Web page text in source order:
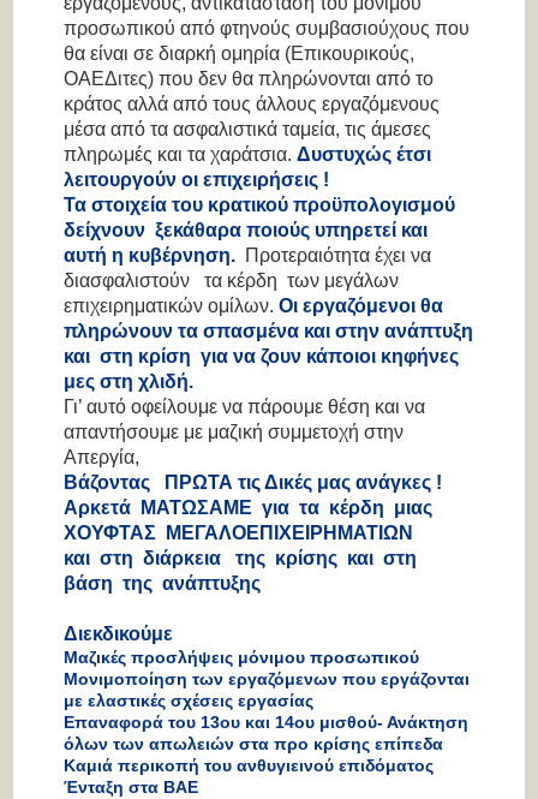
προσωπικού από φτηνούς συμβασιούχους που
θα είναι σε διαρκή ομηρία (Επικουρικούς,
ΟΑΕΔιτες) που δεν θα πληρώνονται από το
κράτος αλλά από τους άλλους εργαζόμενους
μέσα από τα ασφαλιστικά ταμεία, τις άμεσες
πληρωμές και τα χαράτσια.Δυστυχώς έτσι
λειτουργούν οι επιχειρήσεις !
Τα στοιχεία του κρατικού προϋπολογισμού
δείχνουν ξεκάθαρα ποιούς υπηρετεί και
αυτή η κυβέρνηση. Προτεραιότητα έχει να
διασφαλιστούν τα κέρδη των μεγάλων
επιχειρηματικών ομίλων.Οι εργαζόμενοι θα
πληρώνουν τα σπασμένα και στην ανάπτυξη
και στη κρίση για να ζουν κάποιοι κηφήνες
μες στη χλιδή.
Γι’ αυτό οφείλουμε να πάρουμε θέση και να
απαντήσουμε με μαζική συμμετοχή στην
Απεργία,
Βάζοντας ΠΡΩΤΑ τις Δικές μας ανάγκες !
Αρκετά ΜΑΤΩΣΑΜΕ για τα κέρδη μιας
ΧΟΥΦΤΑΣ ΜΕΓΑΛΟΕΠΙΧΕΙΡΗΜΑΤΙΩΝ
και στη διάρκεια της κρίσης και στη
βάση της ανάπτυξης
Διεκδικούμε
Μαζικές προσλήψεις μόνιμου προσωπικού
Μονιμοποίηση των εργαζόμενων που εργάζονται
με ελαστικές σχέσεις εργασίας
Επαναφορά του 13ου και 14ου μισθού- Ανάκτηση
όλων των απωλειών στα προ κρίσης επίπεδα
Καμιά περικοπή του ανθυγιεινού επιδόματος
Ένταξη στα ΒΑΕ